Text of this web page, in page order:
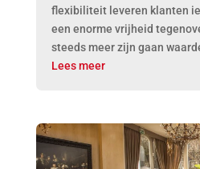
flexibiliteit leveren klanten
een enorme vrijheid
steeds meer zijn gaan
Lees meer